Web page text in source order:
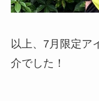
以上、7月限定ア
介でした！